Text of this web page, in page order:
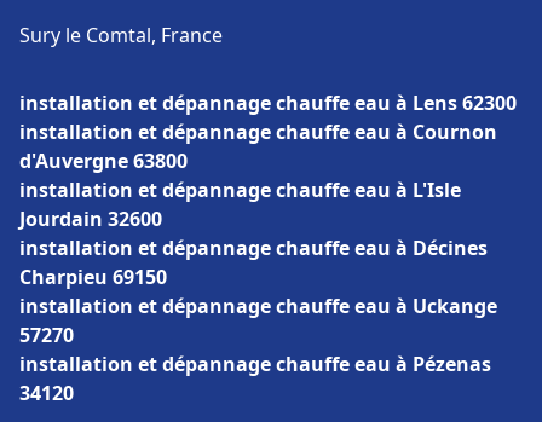
Sury le Comtal, France
installation et dépannage chauffe eau à Lens 62300
installation et dépannage chauffe eau à Cournon
d'Auvergne 63800
installation et dépannage chauffe eau à L'Isle
Jourdain 32600
installation et dépannage chauffe eau à Décines
Charpieu 69150
installation et dépannage chauffe eau à Uckange
57270
installation et dépannage chauffe eau à Pézenas
34120